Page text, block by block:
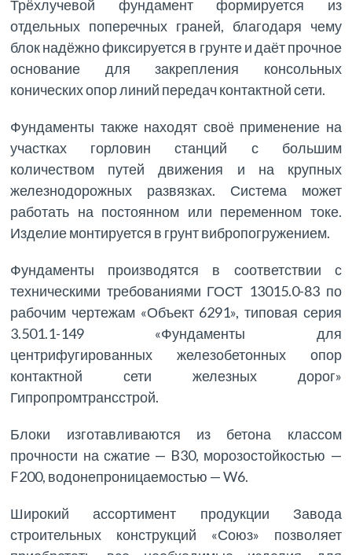
Трёхлучевой фундамент формируется из
отдельных поперечных граней, благодаря чему
блок надёжно фиксируется в грунте и даёт прочное
основание для закрепления консольных
конических опор линий передач контактной сети.
Фундаменты также находят своё применение на
участках горловин станций с большим
количеством путей движения и на крупных
железнодорожных развязках. Система может
работать на постоянном или переменном токе.
Изделие монтируется в грунт вибропогружением.
Фундаменты производятся в соответствии с
техническими требованиями ГОСТ 13015.0-83 по
рабочим чертежам «Объект 6291», типовая серия
3.501.1-149 «Фундаменты для
центрифугированных железобетонных опор
контактной сети железных дорог»
Гипропромтрансстрой.
Блоки изготавливаются из бетона классом
прочности на сжатие — B30, морозостойкостью —
F200, водонепроницаемостью — W6.
Широкий ассортимент продукции Завода
строительных конструкций «Союз» позволяет